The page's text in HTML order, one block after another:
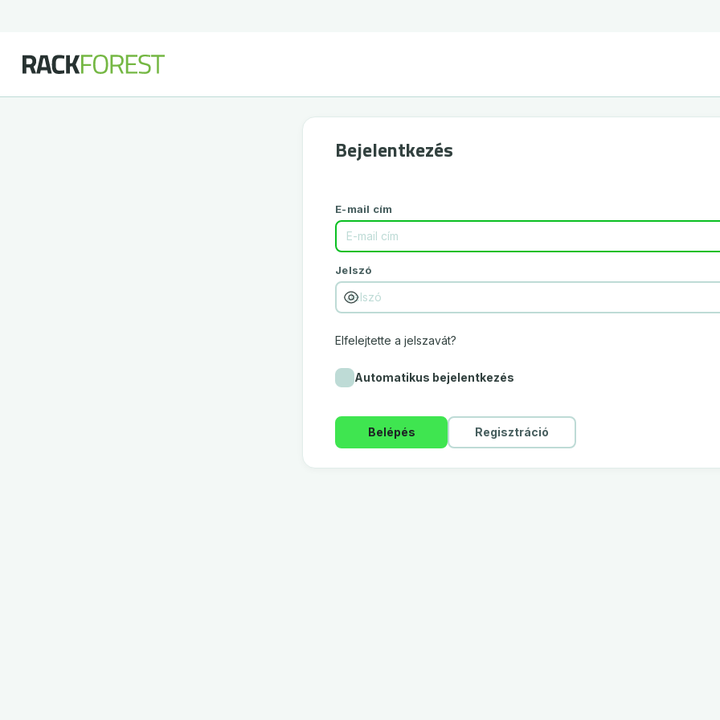
Bejelentkezés
E-mail cím
Jelszó
Elfelejtette a jelszavát?
Automatikus bejelentkezés
Belépés Regisztráció